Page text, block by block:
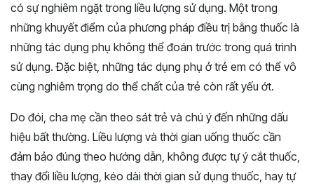
có sự nghiêm ngặt trong liều lượng sử dụng. Một trong
những khuyết điểm của phương pháp điều trị bằng thuốc là
những tác dụng phụ không thể đoán trước trong quá trình
sử dụng. Đặc biệt, những tác dụng phụ ở trẻ em có thể vô
cùng nghiêm trọng do thể chất của trẻ còn rất yếu ớt.
Do đói, cha mẹ cần theo sát trẻ và chú ý đến những dấu
hiệu bất thường. Liều lượng và thời gian uống thuốc cần
đảm bảo đúng theo hướng dẫn, không được tự ý cắt thuốc,
thay đổi liều lượng, kéo dài thời gian sử dụng thuốc, hay tự